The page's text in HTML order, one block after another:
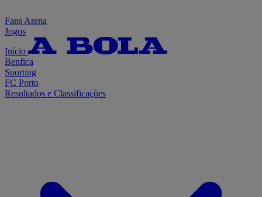
Fans Arena
Jogos
Início
Benfica
Sporting
FC Porto
Resultados e Classificações